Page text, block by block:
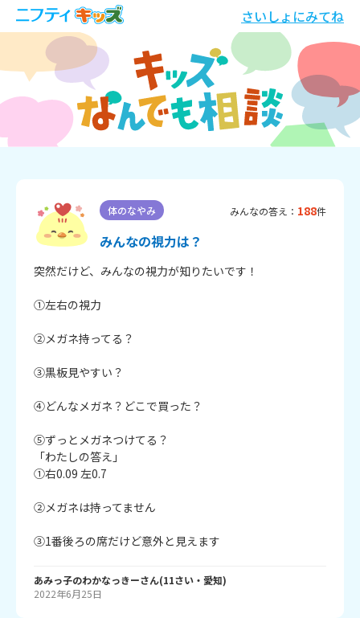
さいしょにみてね
体のなやみ みんなの答え： 188件
みんなの視力は？
突然だけど、みんなの視力が知りたいです！
①左右の視力
②メガネ持ってる？
③黒板見やすい？
④どんなメガネ？どこで買った？
⑤ずっとメガネつけてる？
「わたしの答え」
①右0.09 左0.7
②メガネは持ってません
あみっ子のわかなっきーさん(11さい・ 愛知)
2022年6月25日